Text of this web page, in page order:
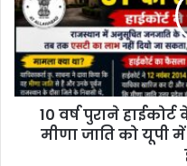
10 वर्ष पुराने
मीणा जाति को यूपी